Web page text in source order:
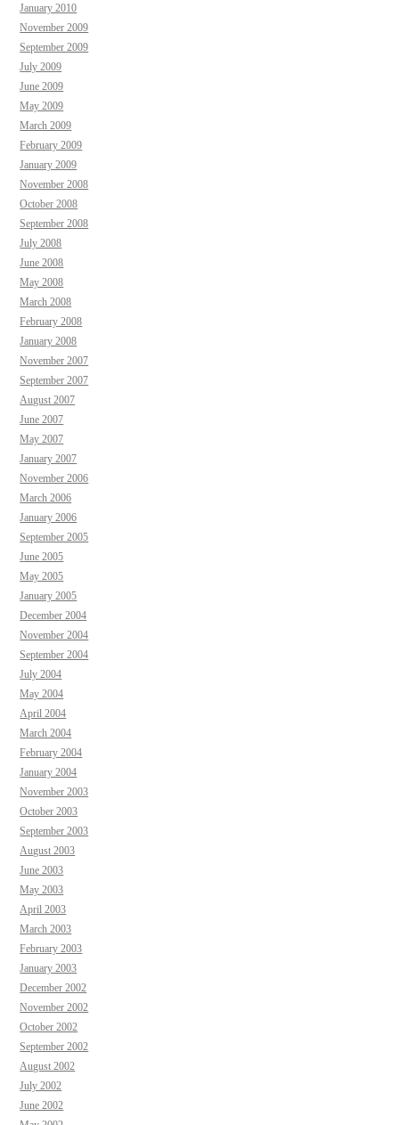
January 2010
November 2009
September 2009
July 2009
June 2009
May 2009
March 2009
February 2009
January 2009
November 2008
October 2008
September 2008
July 2008
June 2008
May 2008
March 2008
February 2008
January 2008
November 2007
September 2007
August 2007
June 2007
May 2007
January 2007
November 2006
March 2006
January 2006
September 2005
June 2005
May 2005
January 2005
December 2004
November 2004
September 2004
July 2004
May 2004
April 2004
March 2004
February 2004
January 2004
November 2003
October 2003
September 2003
August 2003
June 2003
May 2003
April 2003
March 2003
February 2003
January 2003
December 2002
November 2002
October 2002
September 2002
August 2002
July 2002
June 2002